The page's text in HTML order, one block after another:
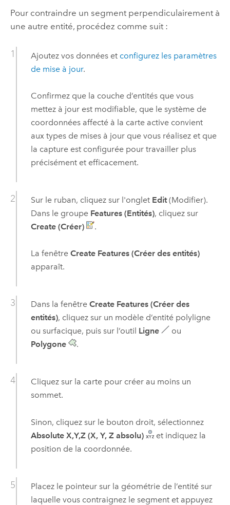
Pour contraindre un segment perpendiculairement à
une autre entité, procédez comme suit :
Ajoutez vos données et configurez les paramètres
de mise à jour.
Confirmez que la couche d’entités que vous
mettez à jour est modifiable, que le système de
coordonnées affecté à la carte active convient
aux types de mises à jour que vous réalisez et que
la capture est configurée pour travailler plus
précisément et efficacement.
Sur le ruban, cliquez sur l'onglet Edit(Modifier).
Dans le groupe Features (Entités), cliquez sur
Create (Créer)
.
La fenêtre Create Features (Créer des entités)
apparaît.
Dans la fenêtre Create Features (Créer des
entités), cliquez sur un modèle d’entité polyligne
ou surfacique, puis sur l’outil Ligne
ou
Polygone
.
Cliquez sur la carte pour créer au moins un
sommet.
Sinon, cliquez sur le bouton droit, sélectionnez
Absolute X,Y,Z (X, Y, Z absolu)
et indiquez la
position de la coordonnée.
Placez le pointeur sur la géométrie de l’entité sur
laquelle vous contraignez le segment et appuyez